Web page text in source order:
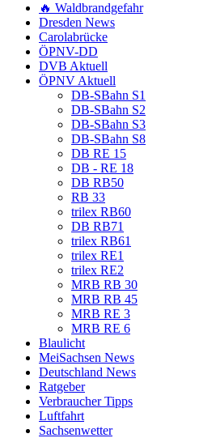
🔥 Waldbrandgefahr
Dresden News
Carolabrücke
ÖPNV-DD
DVB Aktuell
ÖPNV Aktuell
DB-SBahn S1
DB-SBahn S2
DB-SBahn S3
DB-SBahn S8
DB RE 15
DB - RE 18
DB RB50
RB 33
trilex RB60
DB RB71
trilex RB61
trilex RE1
trilex RE2
MRB RB 30
MRB RB 45
MRB RE 3
MRB RE 6
Blaulicht
MeiSachsen News
Deutschland News
Ratgeber
Verbraucher Tipps
Luftfahrt
Sachsenwetter